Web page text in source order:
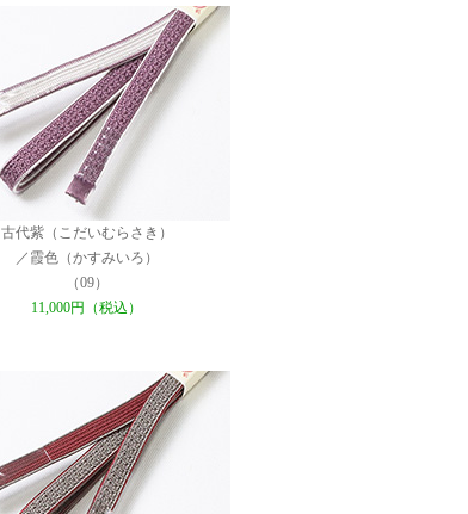
古代紫（こだいむらさき）
／霞色（かすみいろ）
（09）
11,000円（税込）